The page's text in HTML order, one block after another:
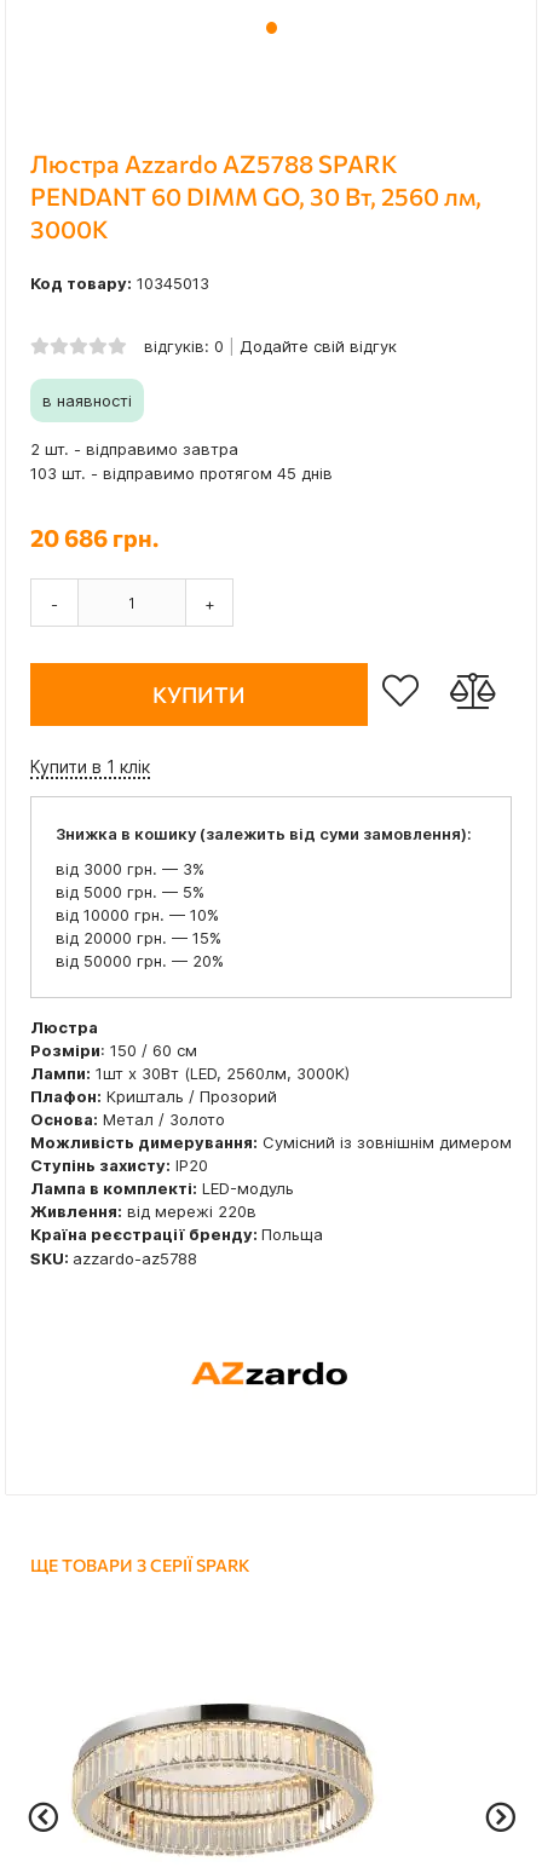
Люстра Azzardo AZ5788 SPARK
PENDANT 60 DIMM GO, 30 Вт, 2560 лм,
3000К
Код товару: 10345013
відгуків: 0 Додайте свій відгук
в наявності
2 шт. - відправимо завтра
103 шт. - відправимо протягом 45 днів
20 686 грн.
- +
КУПИТИ
Купити в 1 клік
Знижка в кошику (залежить від суми замовлення):
від 3000 грн. — 3%
від 5000 грн. — 5%
від 10000 грн. — 10%
від 20000 грн. — 15%
від 50000 грн. — 20%
Люстра
Розміри: 150 / 60 см
Лампи: 1шт x 30Вт (LED, 2560лм, 3000К)
Плафон: Кришталь / Прозорий
Основа: Метал / Золото
Можливість димерування: Сумісний із зовнішнім димером
Ступінь захисту: IP20
Лампа в комплекті: LED-модуль
Живлення: від мережі 220в
Країна реєстрації бренду: Польща
SKU: azzardo-az5788
ЩЕ ТОВАРИ З СЕРІЇ SPARK